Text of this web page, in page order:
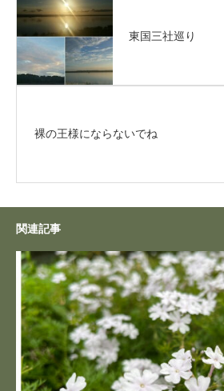
東国三社巡り
裸の王様にならないでね
関連記事